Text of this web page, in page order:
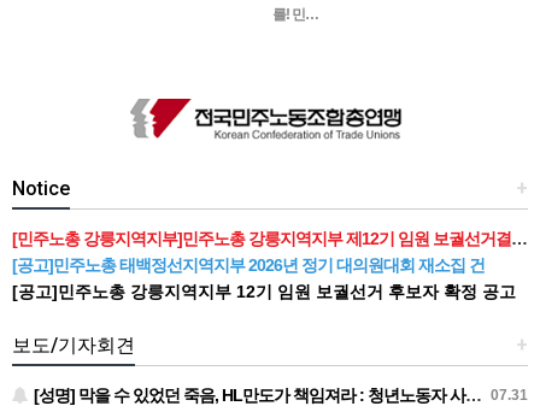
를! 민…
+
Notice
[민주노총 강릉지역지부]민주노총 강릉지역지부 제12기 임원 보궐선거결과 공고
[공고]민주노총 태백정선지역지부 2026년 정기 대의원대회 재소집 건
[공고]민주노총 강릉지역지부 12기 임원 보궐선거 후보자 확정 공고
+
보도/기자회견
07.31
[성명] 막을 수 있었던 죽음, HL만도가 책임져라 : 청년노동자 사망사고의 철저한 진상규명과 재발방지 대책 마련하라